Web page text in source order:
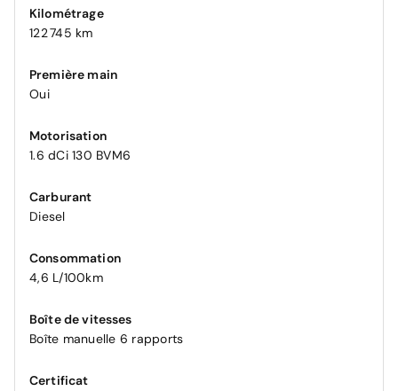
Kilométrage
122 745 km
Première main
Oui
Motorisation
1.6 dCi 130 BVM6
Carburant
Diesel
Consommation
4,6 L/100km
Boîte de vitesses
Boîte manuelle 6 rapports
Certificat